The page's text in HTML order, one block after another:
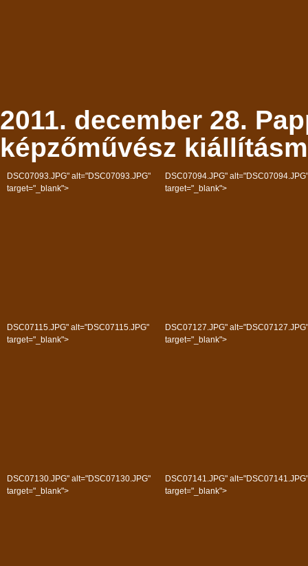
2011. december 28.
képzőművész
DSC07093.JPG" alt="DSC07093.JPG"
target="_blank">
DSC07094.JPG" alt="DSC07094.JPG"
target="_blank">
DSC07115.JPG" alt="DSC07115.JPG"
target="_blank">
DSC07127.JPG" alt="DSC07127.JPG"
target="_blank">
DSC07130.JPG" alt="DSC07130.JPG"
target="_blank">
DSC07141.JPG" alt="DSC07141.JPG"
target="_blank">